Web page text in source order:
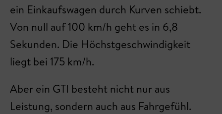
ein Einkaufswagen durch Kurven schiebt.
Von null auf 100 km/h geht es in 6,8
Sekunden. Die Höchstgeschwindigkeit
liegt bei 175 km/h.
Aber ein GTI besteht nicht nur aus
Leistung, sondern auch aus Fahrgefühl.